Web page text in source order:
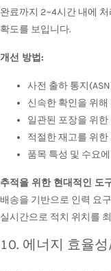
완료까지 2~4시간 내에
확도를 보입니다.
개선 방법:
사전 출하 통지
신속한 확인을 위해
일관된 포장을 위
적절한 재고를 위한
품목 특성 및 수요
추적을 위한 현대적인 도
배송을 기반으로 인력 요
실시간으로 적치 위치를
10. 에너지 효율